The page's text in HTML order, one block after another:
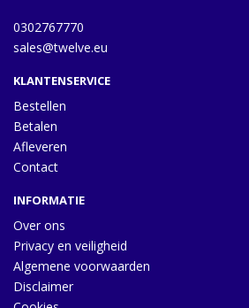
0302767770
sales@twelve.eu
KLANTENSERVICE
Bestellen
Betalen
Afleveren
Contact
INFORMATIE
Over ons
Privacy en veiligheid
Algemene voorwaarden
Disclaimer